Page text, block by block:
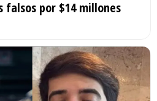
falsos por $14 millones